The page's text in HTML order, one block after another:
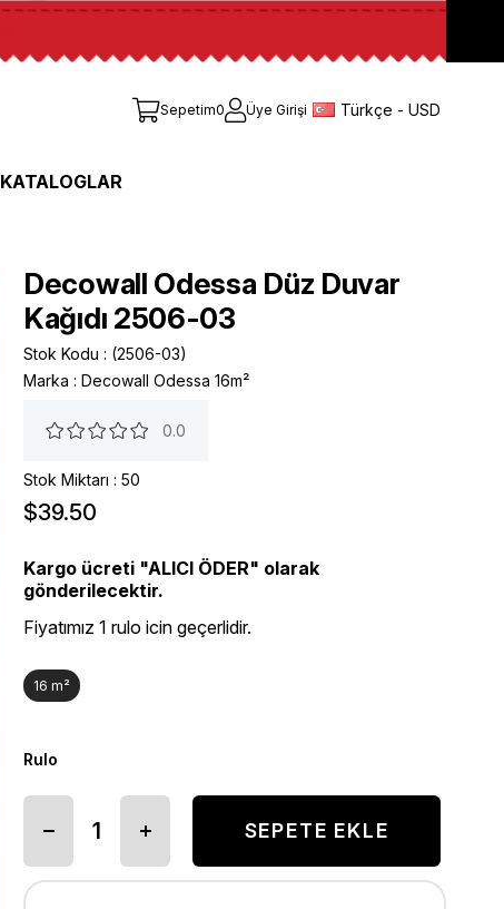
Sepetim0 Üye Girişi Türkçe - USD
KATALOGLAR
Decowall Odessa Düz Duvar
Kağıdı 2506-03
Stok Kodu
(2506-03)
Marka : Decowall Odessa 16m²
0.0
Stok Miktarı : 50
$39.50
Kargo ücreti "ALICI ÖDER" olarak
gönderilecektir.
Fiyatımız 1 rulo icin geçerlidir.
16 m²
Rulo